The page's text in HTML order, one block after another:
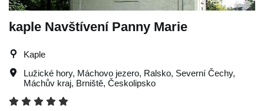
kaple Navštívení Panny Marie
Kaple
Lužické hory, Máchovo jezero, Ralsko, Severní Čechy,
Máchův kraj, Brniště, Českolipsko